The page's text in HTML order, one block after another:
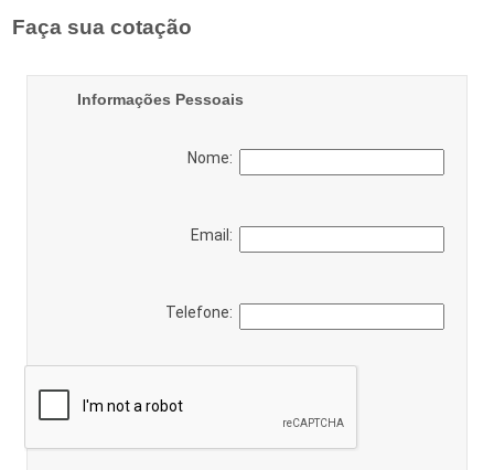
Faça sua cotação
Informações Pessoais
Nome:
Email:
Telefone: